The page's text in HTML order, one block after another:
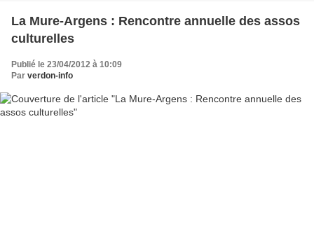
La Mure-Argens : Rencontre annuelle des assos
culturelles
Publié le 23/04/2012 à 10:09
Par verdon-info